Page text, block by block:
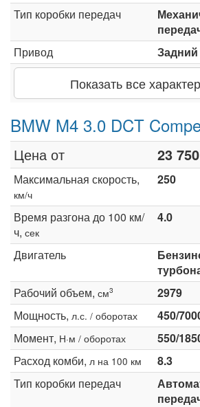
Тип коробки передач
Привод
Задний
Показать все
BMW M4 3.0 DCT
Цена от 23
Максимальная скорость,
км/ч
250
Время разгона до 100 км/
ч, сек
4.0
Двигатель
Рабочий объем, см3
2979
Мощность, л.с. / оборотах
450/
Момент, Н·м / оборотах
550/
Расход комби, л на 100 км
8.3
Тип коробки передач